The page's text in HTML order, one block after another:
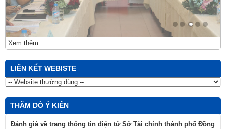
Xem thêm
LIÊN KẾT WEBISTE
THĂM DÒ Ý KIẾN
Đánh giá về trang thông tin điện tử Sở Tài chính thành phố Đồng